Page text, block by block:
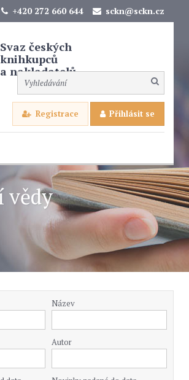
+420 272 660 644 sckn@sckn.cz
Svaz českých
knihkupců
a nakladatelů
Registrace Přihlásit se
vědy
Název
Autor